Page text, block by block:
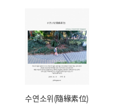
수연소위(隨緣素位)